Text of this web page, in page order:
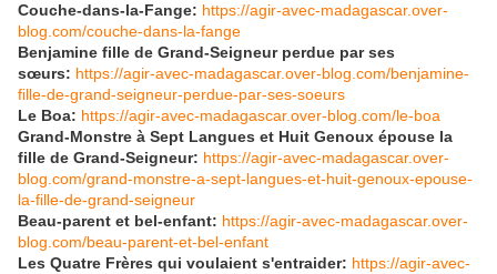
Couche-dans-la-Fange: https://agir-avec-madagascar.over-
blog.com/couche-dans-la-fange
Benjamine fille de Grand-Seigneur perdue par ses
sœurs: https://agir-avec-madagascar.over-blog.com/benjamine-
fille-de-grand-seigneur-perdue-par-ses-soeurs
Le Boa: https://agir-avec-madagascar.over-blog.com/le-boa
Grand-Monstre à Sept Langues et Huit Genoux épouse la
fille de Grand-Seigneur: https://agir-avec-madagascar.over-
blog.com/grand-monstre-a-sept-langues-et-huit-genoux-epouse-
la-fille-de-grand-seigneur
Beau-parent et bel-enfant: https://agir-avec-madagascar.over-
blog.com/beau-parent-et-bel-enfant
Les Quatre Frères qui voulaient s'entraider: https://agir-avec-